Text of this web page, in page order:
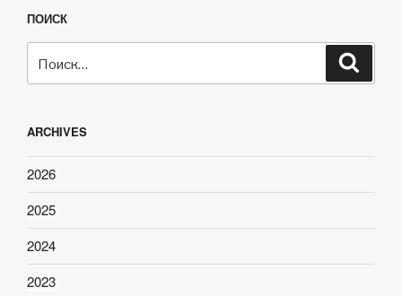
ПОИСК
ARCHIVES
2026
2025
2024
2023